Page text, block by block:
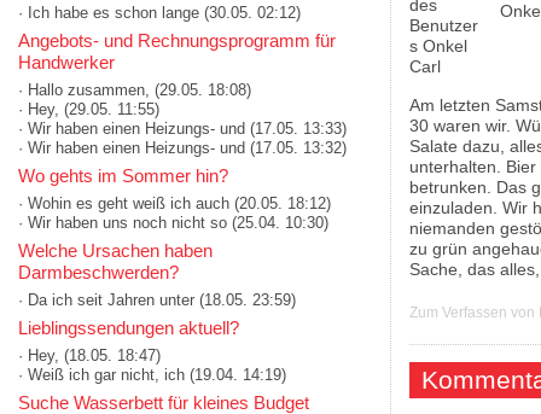
· Ich habe es schon lange (30.05. 02:12)
Angebots- und Rechnungsprogramm für
Handwerker
· Hallo zusammen, (29.05. 18:08)
· Hey, (29.05. 11:55)
· Wir haben einen Heizungs- und (17.05. 13:33)
· Wir haben einen Heizungs- und (17.05. 13:32)
Wo gehts im Sommer hin?
· Wohin es geht weiß ich auch (20.05. 18:12)
· Wir haben uns noch nicht so (25.04. 10:30)
Welche Ursachen haben
Darmbeschwerden?
· Da ich seit Jahren unter (18.05. 23:59)
Lieblingssendungen aktuell?
· Hey, (18.05. 18:47)
· Weiß ich gar nicht, ich (19.04. 14:19)
Suche Wasserbett für kleines Budget
Am letzten
30 waren wir.
Salate dazu,
unterhalten.
betrunken. Das
einzuladen. Wir
niemanden
zu grün
Sache, das
Zum Verfassen
Auswahlmöglichkeiten